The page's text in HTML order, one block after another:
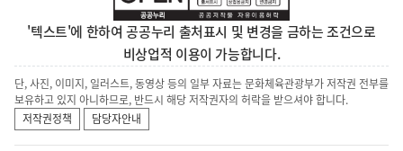
'텍스트'에 한하여 공공누리 출처표시 및 변경을 금하는 조건으로
비상업적 이용이 가능합니다.
단, 사진, 이미지, 일러스트, 동영상 등의 일부 자료는 문화체육관광부가 저작권 전부를
보유하고 있지 아니하므로, 반드시 해당 저작권자의 허락을 받으셔야 합니다.
저작권정책
담당자안내